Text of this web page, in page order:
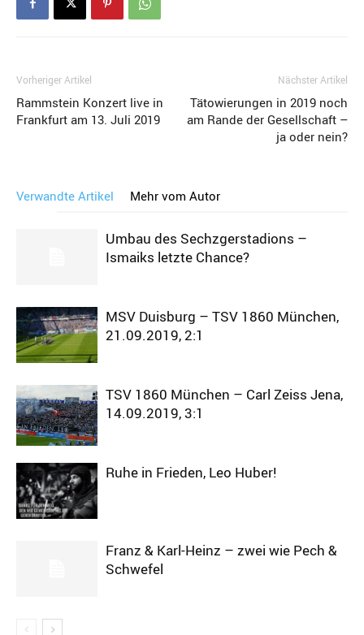
Vorheriger Artikel
Rammstein Konzert live in
Frankfurt am 13. Juli 2019
Nächster Artikel
Tätowierungen in 2019 noch
am Rande der Gesellschaft –
ja oder nein?
Verwandte Artikel Mehr vom Autor
Umbau des Sechzgerstadions –
Ismaiks letzte Chance?
MSV Duisburg – TSV 1860 München,
21.09.2019, 2:1
TSV 1860 München – Carl Zeiss Jena,
14.09.2019, 3:1
Ruhe in Frieden, Leo Huber!
Franz & Karl-Heinz – zwei wie Pech &
Schwefel